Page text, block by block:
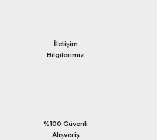
İletişim
Bilgilerimiz
%100 Güvenli
Alışveriş